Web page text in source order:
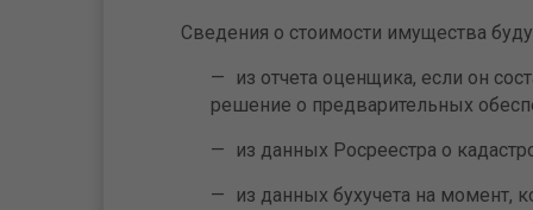
Сведения о стоимости имущества
из отчета оценщика, если он
решение о предварительных
из данных Росреестра о
из данных бухучета на момент,